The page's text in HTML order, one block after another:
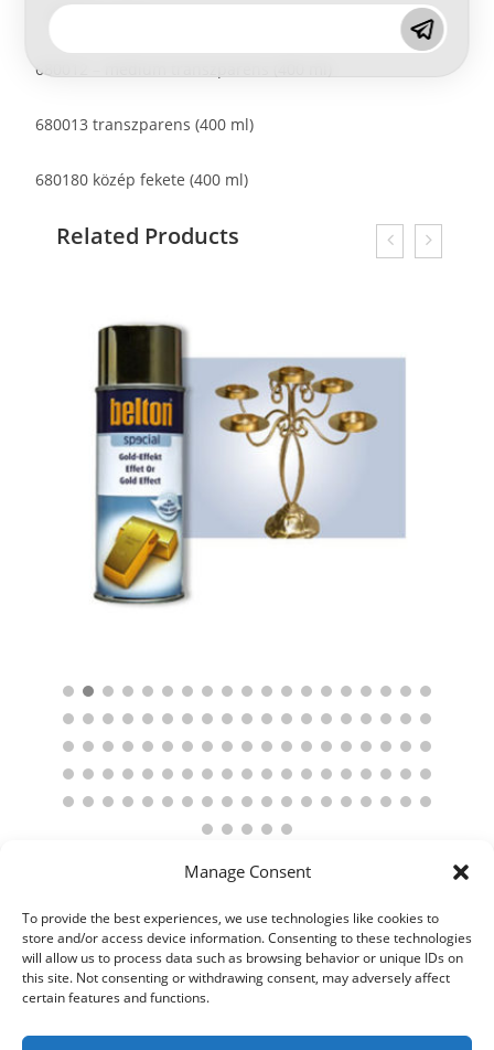
Manage Consent
To provide the best experiences, we use technologies like cookies to
store and/or access device information. Consenting to these technologies
will allow us to process data such as browsing behavior or unique IDs on
this site. Not consenting or withdrawing consent, may adversely affect
certain features and functions.
Cikkszám
680012
680013 transzparens (400 ml)
680180 közép fekete (400 ml)
Related Products